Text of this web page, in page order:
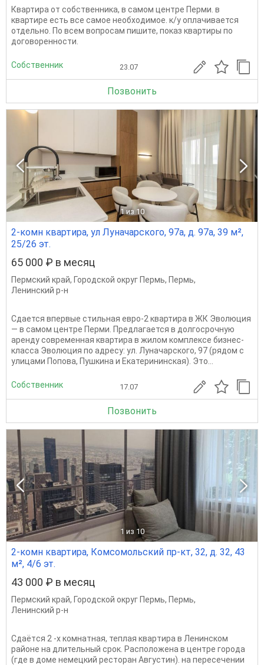
Квартира от собственника, в самом центре Перми. в
квартире есть все самое необходимое. к/у оплачивается
отдельно. По всем вопросам пишите, показ квартиры по
договоренности.
Собственник 23.07
Позвонить
1 из 10
2-комн квартира, ул Луначарского, 97а, д. 97а, 39 м²,
25/26 эт.
65 000 ₽ в месяц
Пермский край, Городской округ Пермь, Пермь,
Ленинский р-н
Сдается впервые стильная евро-2 квартира в ЖК Эволюция
— в самом центре Перми. Предлагается в долгосрочную
аренду современная квартира в жилом комплексе бизнес-
класса Эволюция по адресу: ул. Луначарского, 97 (рядом с
улицами Попова, Пушкина и Екатерининская). Это...
Собственник 17.07
Позвонить
1 из 10
2-комн квартира, Комсомольский пр-кт, 32, д. 32, 43
м², 4/6 эт.
43 000 ₽ в месяц
Пермский край, Городской округ Пермь, Пермь,
Ленинский р-н
Сдаётcя 2 -x кoмнатная, теплaя кваpтиpа в Ленинском
районе нa длительный cрoк. Расположена в центре города
(где в доме немецкий ресторан Августин). на пеpеcечeнии